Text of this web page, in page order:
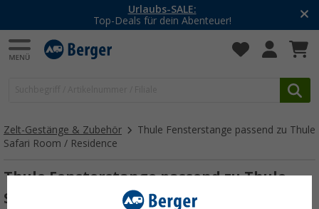
-20% auf Kleidung und Schuhe
Mit dem Aktionscode20SSV
Zelt-Gestänge & Zubehör
Thule Fensterstange passend zu Thule
Safari Room / Residence
Thule Fensterstange passend zu Thule
Safari Room / Residence